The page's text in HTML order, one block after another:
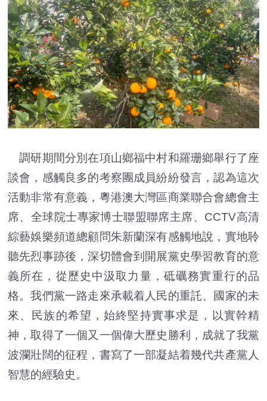
調研期間分別在項山鄉福中村和羅珊鄉舉行了座
談會，感觸良多的考察團成員紛紛發言，認為這次
活動非常有意義，粵港澳大灣區商業聯合會總會主
席、全球院士專家博士聯盟聯席主席、CCTV高清
綜藝娛樂頻道總顧問朱新蘭深有感觸地說，實地聆
聽先烈事跡後，深切體會到開展黨史學習教育的意
義所在，從歷史中汲取力量，砥礪務實重行的品
格。我們黨一路走來承載着人民的重託、國家的未
來、民族的希望，始終堅持實事求是，以實幹精
神，取得了一個又一個偉大歷史勝利，成就了我黨
波瀾壯闊的征程，書寫了一部凝結着幾代共產黨人
智慧的經驗史。